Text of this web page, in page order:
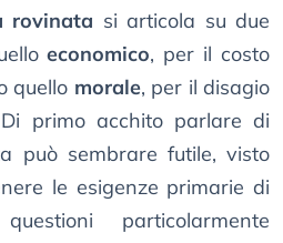
rovinata si articola su due
economico, per il costo
quello morale, per il disagio
Di primo acchito parlare di
può sembrare futile, visto
le esigenze primarie di
particolarmente